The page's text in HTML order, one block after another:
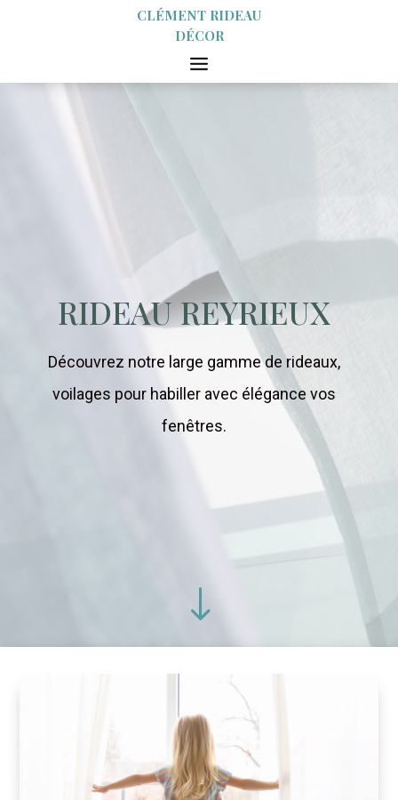
CLÉMENT RIDEAU
DÉCOR
RIDEAU REYRIEUX
Découvrez notre large gamme de rideaux,
voilages pour habiller avec élégance vos
fenêtres.
"